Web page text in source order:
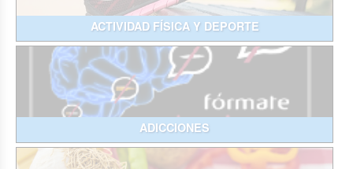
ACTIVIDAD FÍSICA Y DEPORTE
ADICCIONES